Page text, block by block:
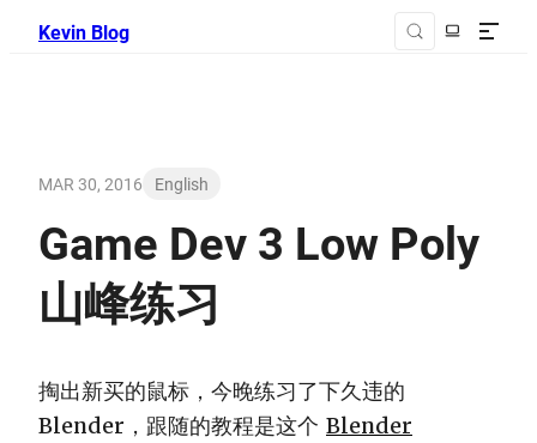
Kevin Blog
MAR 30, 2016 English
Game Dev 3 Low Poly
山峰练习
掏出新买的鼠标，今晚练习了下久违的
Blender，跟随的教程是这个 Blender